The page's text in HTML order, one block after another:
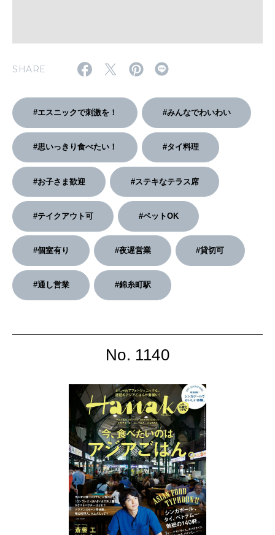
2026年4月号「未来をつくる、学びの教科書。」
2026年3月号「スイーツ予想図 2026」
2026年2月号「良運を掴む 新・開運術。」
2026年1月号「猫がいれば、幸せ」
2025年12月号「お酒の新常識。」
FOLLOW US!
SHARE
#エスニックで刺激を！ #みんなでわいわい
#思いっきり食べたい！ #タイ料理
#お子さま歓迎 #ステキなテラス席
#テイクアウト可 #ペットOK
#個室有り #夜遅営業 #貸切可
#通し営業 #錦糸町駅
No. 1140